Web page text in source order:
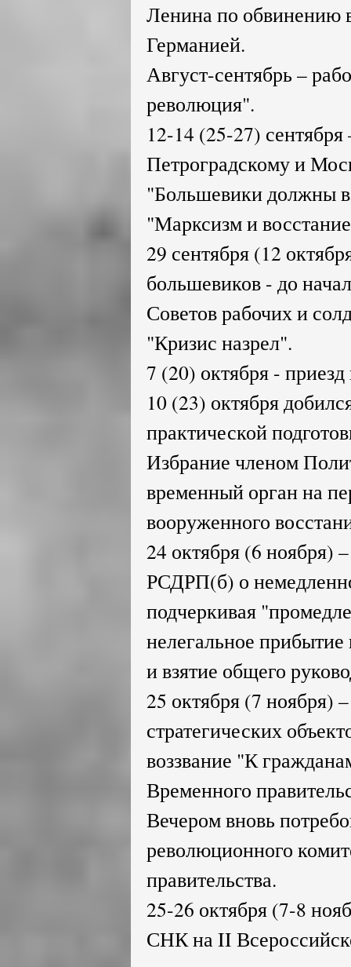
Ленина по обвинению
Германией.
Август-сентябрь –
революция".
12-14 (25-27)
Петроградскому и
"Большевики должны
"Марксизм и
29 сентября (12
большевиков - до
Советов рабочих и
"Кризис назрел".
7 (20) октября -
10 (23) октября
практической
Избрание членом
временный орган на
вооруженного
24 октября (6 ноября)
РСДРП(б) о
подчеркивая
нелегальное
и взятие общего
25 октября (7 ноября)
стратегических
воззвание "К
Временного
Вечером вновь
революционного
правительства.
25-26 октября (7-8
СНК на II